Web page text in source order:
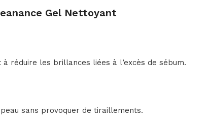
Gel Nettoyant
réduire les brillances liées à l’excès de sébum.
sans provoquer de tiraillements.